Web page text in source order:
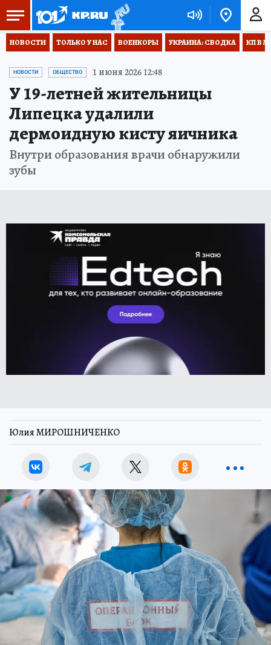
НОВОСТИ ТОЛЬКО У НАС ВОЕНКОРЫ УКРАИНА: СВОДКА КП В
НОВОСТИ ОБЩЕСТВО 1 июня 2026 12:48
У 19-летней жительницы
Липецка удалили
дермоидную кисту яичника
Внутри образования врачи обнаружили
зубы
Юлия МИРОШНИЧЕНКО